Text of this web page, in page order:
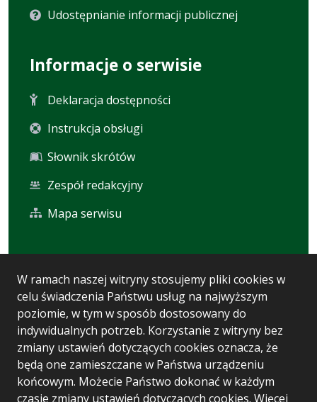
W ramach naszej witryny stosujemy pliki cookies w
celu świadczenia Państwu usług na najwyższym
poziomie, w tym w sposób dostosowany do
indywidualnych potrzeb. Korzystanie z witryny bez
zmiany ustawień dotyczących cookies oznacza, że
będą one zamieszczane w Państwa urządzeniu
końcowym. Możecie Państwo dokonać w każdym
czasie zmiany ustawień dotyczących cookies. Więcej
Udostępnianie informacji publicznej
Informacje o serwisie
Deklaracja dostępności
Instrukcja obsługi
Słownik skrótów
Zespół redakcyjny
Mapa serwisu
Statystyki oglądalności
Ostatnio dodane
Polityka prywatności